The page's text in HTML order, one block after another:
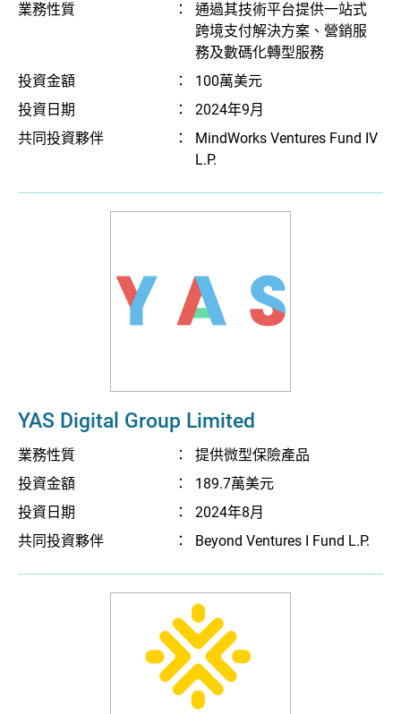
業務性質 ：
通過其技術平台提供一站式
跨境支付解決方案、營銷服
務及數碼化轉型服務
投資金額
：
100萬美元
投資日期
：
2024年9月
共同投資夥伴
：
MindWorks Ventures Fund IV
L.P.
YAS Digital Group Limited
業務性質 ：
提供微型保險產品
投資金額
：
189.7萬美元
投資日期
：
2024年8月
共同投資夥伴
： Beyond Ventures I Fund L.P.